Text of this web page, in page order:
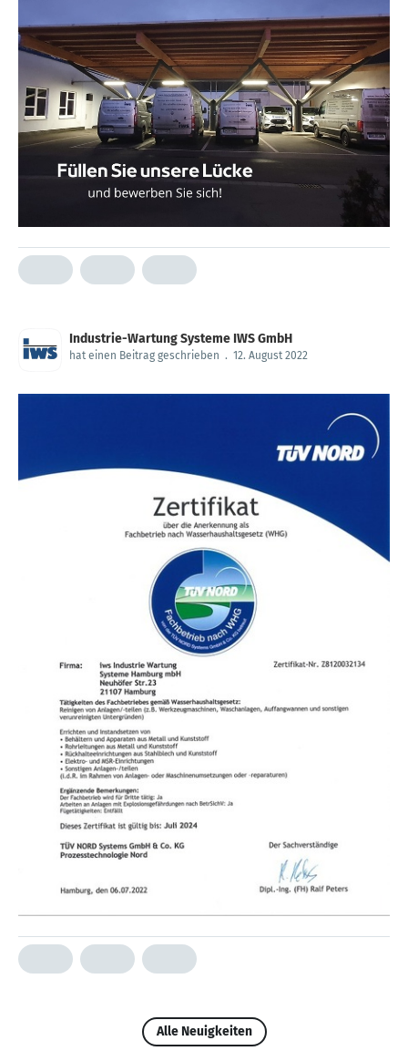
Industrie-Wartung Systeme IWS GmbH
hat einen Beitrag geschrieben . 12. August 2022
Alle Neuigkeiten